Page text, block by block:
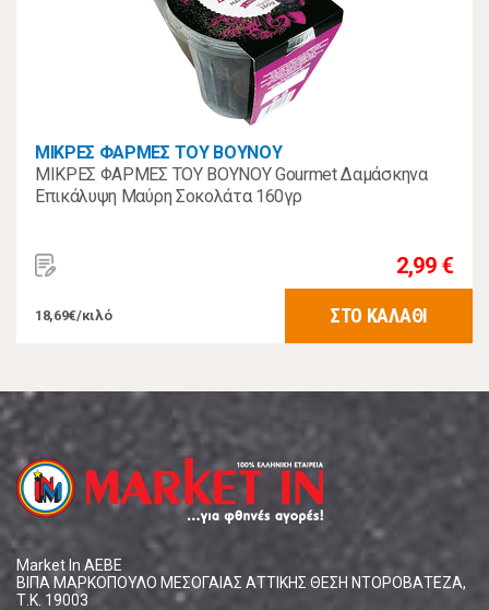
ΜΙΚΡΕΣ ΦΑΡΜΕΣ ΤΟΥ ΒΟΥΝΟΥ
ΜΙΚΡΕΣ ΦΑΡΜΕΣ ΤΟΥ ΒΟΥΝΟΥ Gourmet Δαμάσκηνα
Επικάλυψη Μαύρη Σοκολάτα 160γρ
2,99 €
18,69€/κιλό ΣΤΟ ΚΑΛΑΘΙ
Market In ΑΕΒΕ
ΒΙΠΑ ΜΑΡΚΟΠΟΥΛΟ ΜΕΣΟΓΑΙΑΣ ΑΤΤΙΚΗΣ ΘΕΣΗ ΝΤΟΡΟΒΑΤΕΖΑ,
Τ.Κ. 19003